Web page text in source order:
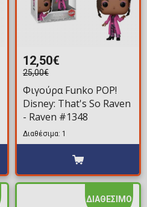
12,50€
25,00€
Φιγούρα Funko POP!
Disney: That's So Raven
- Raven #1348
Διαθέσιμα: 1
ΔΙΑΘΕΣΙΜΟ